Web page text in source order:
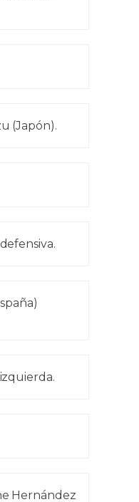
(Japón).
Hernández